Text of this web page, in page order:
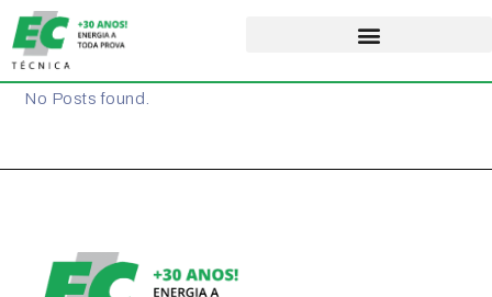
No Posts found.